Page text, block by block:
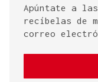
Apúntate a
recíbelas de
correo